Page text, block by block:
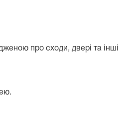
про сходи, двері та інші